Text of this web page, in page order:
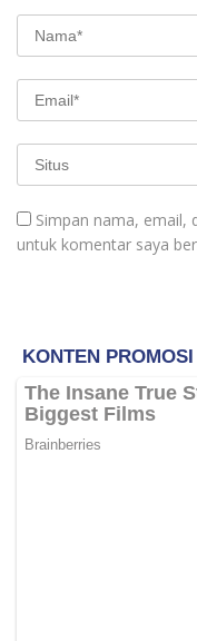
Simpan nama, email,
untuk komentar saya